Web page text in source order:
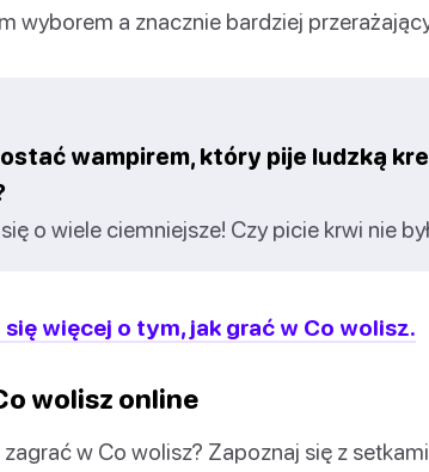
wyborem a znacznie bardziej
wampirem, który pije ludzką
się o wiele ciemniejsze! Czy picie krwi nie
więcej o tym, jak grać w Co wolisz.
wolisz online
w Co wolisz? Zapoznaj się z